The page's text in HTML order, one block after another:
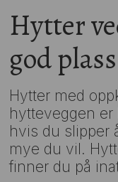
Hytter
god
Hytter med
hytteveggen er
hvis du slipper
mye du vil.
finner du på